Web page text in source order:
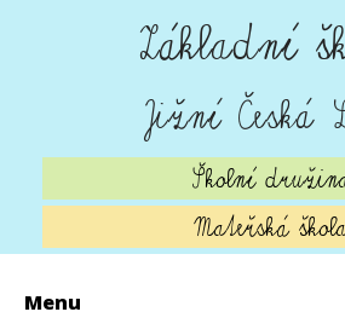
Základní
Jižní Česká
Školní
Mateřská
Menu